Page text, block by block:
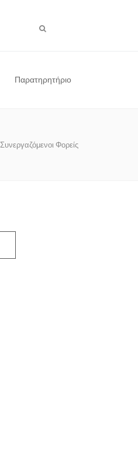
Παρατηρητήριο
Συνεργαζόμενοι Φορείς